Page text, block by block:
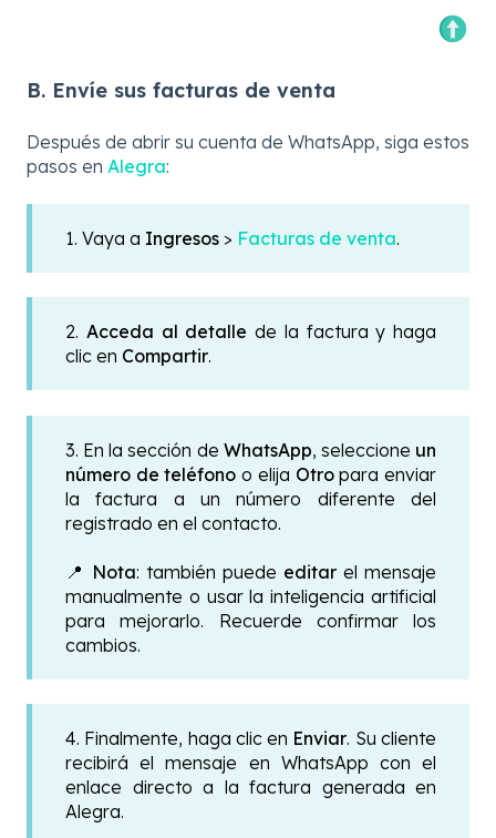
B. Envíe sus facturas de venta
Después de abrir su cuenta de WhatsApp, siga estos
pasos en Alegra:
1. Vaya a Ingresos > Facturas de venta.
2. Acceda al detalle de la factura y haga
clic en Compartir.
3. En la sección de WhatsApp, seleccione un
número de teléfono o elija Otropara enviar
la factura a un número diferente del
registrado en el contacto.
📍 Nota: también puede editar el mensaje
manualmente o usar la inteligencia artificial
para mejorarlo. Recuerde confirmar los
cambios.
4. Finalmente, haga clic en Enviar. Su cliente
recibirá el mensaje en WhatsApp con el
enlace directo a la factura generada en
Alegra.